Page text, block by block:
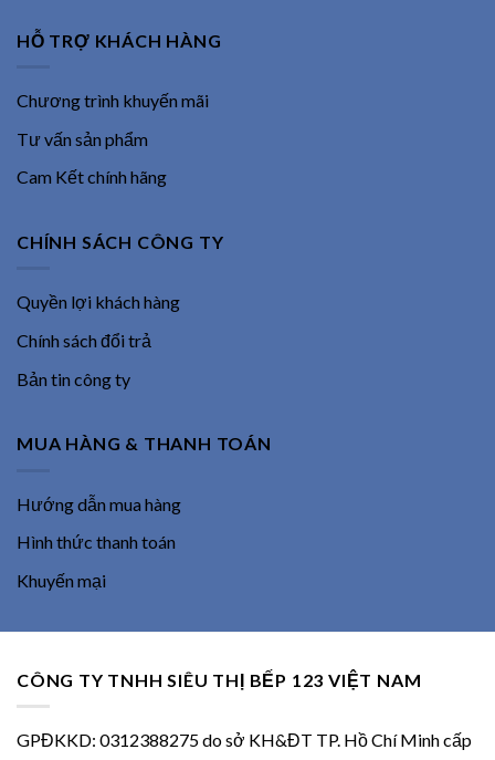
HỖ TRỢ KHÁCH HÀNG
Chương trình khuyến mãi
Tư vấn sản phẩm
Cam Kết chính hãng
CHÍNH SÁCH CÔNG TY
Quyền lợi khách hàng
Chính sách đổi trả
Bản tin công ty
MUA HÀNG & THANH TOÁN
Hướng dẫn mua hàng
Hình thức thanh toán
Khuyến mại
CÔNG TY TNHH SIÊU THỊ BẾP 123 VIỆT NAM
GPĐKKD: 0312388275 do sở KH&ĐT TP. Hồ Chí Minh cấp